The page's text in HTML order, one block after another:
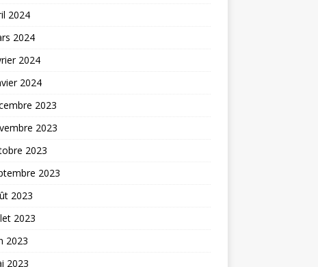
2024
2024
2024
2024
2023
2023
2023
2023
2023
2023
2023
2023